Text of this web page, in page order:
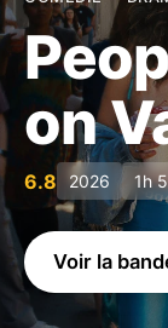
on
6.8 2026 1h
Voir la